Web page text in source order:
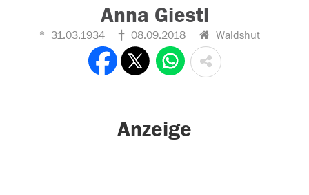
Anna Giestl
31.03.1934 08.09.2018 Waldshut
Anzeige